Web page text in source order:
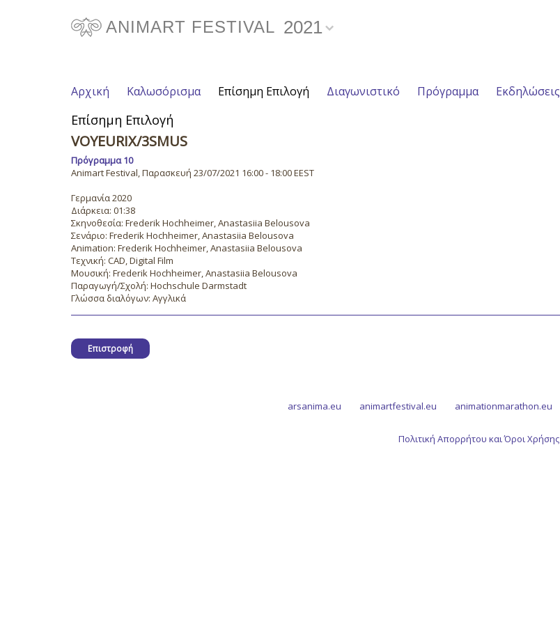
ANIMART FESTIVAL 2021
Αρχική Καλωσόρισμα Επίσημη Επιλογή Διαγωνιστικό Πρόγραμμα Εκδηλώσεις
Επίσημη Επιλογή
VOYEURIX/3SMUS
Πρόγραμμα 10
Animart Festival, Παρασκευή 23/07/2021 16:00 - 18:00 EEST
Γερμανία 2020
Διάρκεια: 01:38
Σκηνοθεσία: Frederik Hochheimer, Anastasiia Belousova
Σενάριο: Frederik Hochheimer, Anastasiia Belousova
Animation: Frederik Hochheimer, Anastasiia Belousova
Τεχνική: CAD, Digital Film
Μουσική: Frederik Hochheimer, Anastasiia Belousova
Παραγωγή/Σχολή: Hochschule Darmstadt
Γλώσσα διαλόγων: Αγγλικά
Επιστροφή
arsanima.eu animartfestival.eu animationmarathon.eu
Πολιτική Απορρήτου και Όροι Χρήσης